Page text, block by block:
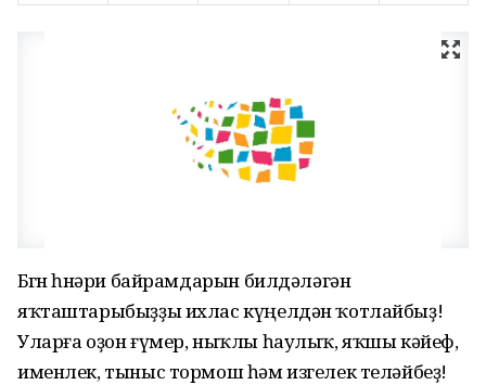
Бөгөн һөнәри байрамдарын билдәләгән
яҡташтарыбыҙҙы ихлас күңелдән ҡотлайбыҙ!
Уларға оҙон ғүмер, ныҡлы һаулыҡ, яҡшы кәйеф,
именлек, тыныс тормош һәм изгелек теләйбеҙ!